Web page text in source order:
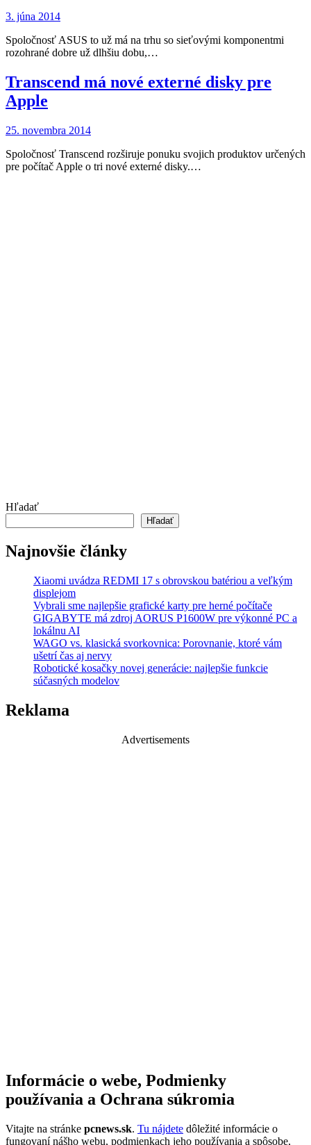
3. júna 2014
Spoločnosť ASUS to už má na trhu so sieťovými komponentmi
rozohrané dobre už dlhšiu dobu,…
Transcend má nové externé disky pre
Apple
25. novembra 2014
Spoločnosť Transcend rozširuje ponuku svojich produktov určených
pre počítač Apple o tri nové externé disky.…
Hľadať
Hľadať
Najnovšie články
Xiaomi uvádza REDMI 17 s obrovskou batériou a veľkým
displejom
Vybrali sme najlepšie grafické karty pre herné počítače
GIGABYTE má zdroj AORUS P1600W pre výkonné PC a
lokálnu AI
WAGO vs. klasická svorkovnica: Porovnanie, ktoré vám
ušetrí čas aj nervy
Robotické kosačky novej generácie: najlepšie funkcie
súčasných modelov
Reklama
Advertisements
Informácie o webe, Podmienky
používania a Ochrana súkromia
Vitajte na stránke pcnews.sk. Tu nájdete dôležité informácie o
fungovaní nášho webu, podmienkach jeho používania a spôsobe,